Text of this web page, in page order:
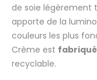
de soie légèrement
apporte de la
couleurs les plus
Crème est
recyclable.